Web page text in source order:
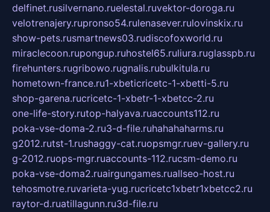
delfinet.rusilvernano.ruelestal.ruvektor-doroga.ru
velotrenajery.rupronso54.rulenasever.rulovinskix.ru
show-pets.rusmartnews03.rudiscofoxworld.ru
miraclecoon.rupongup.ruhostel65.ruliura.ruglasspb.ru
firehunters.rugribowo.rugnalis.rubulkitula.ru
hometown-france.ru1-xbeticricetc-1-xbetti-5.ru
shop-garena.rucricetc-1-xbetr-1-xbetcc-2.ru
one-life-story.rutop-halyava.ruaccounts112.ru
poka-vse-doma-2.ru3-d-file.ruhahahaharms.ru
g2012.rutst-1.rushaggy-cat.ruopsmgr.ruev-gallery.ru
g-2012.ruops-mgr.ruaccounts-112.rucsm-demo.ru
poka-vse-doma2.ruairgungames.ruallseo-host.ru
tehosmotre.ruvarieta-yug.rucricetc1xbetr1xbetcc2.ru
raytor-d.ruatillagunn.ru3d-file.ru